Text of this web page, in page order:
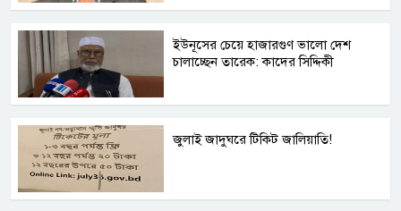
ইউনূসের চেয়ে হাজারগুণ ভালো দেশ
চালাচ্ছেন তারেক: কাদের সিদ্দিকী
জুলাই জাদুঘরে টিকিট জালিয়াতি!